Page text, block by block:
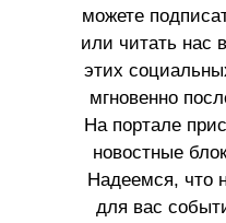
можете
или читать нас
этих
мгновенно
На портале
новостные
Надеемся, что
для вас